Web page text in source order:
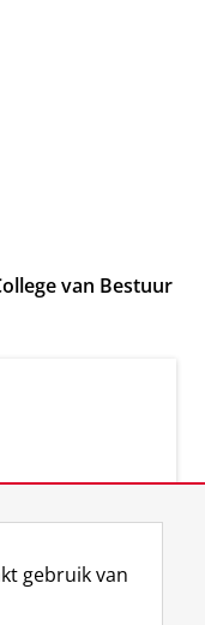
van Bestuur
gebruik van